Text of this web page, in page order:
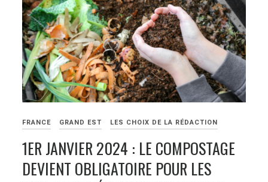
FRANCE GRAND EST LES CHOIX DE LA RÉDACTION
1ER JANVIER 2024 : LE COMPOSTAGE
DEVIENT OBLIGATOIRE POUR LES